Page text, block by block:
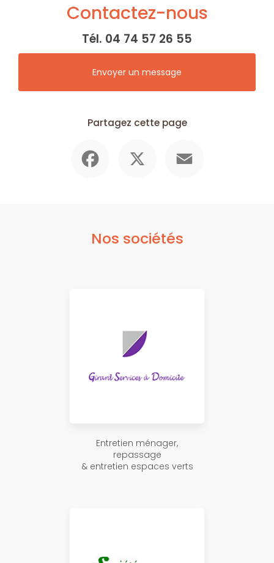
Contactez-nous
Tél. 04 74 57 26 55
Envoyer un message
Partagez cette page
Nos sociétés
Entretien ménager,
repassage
& entretien espaces verts